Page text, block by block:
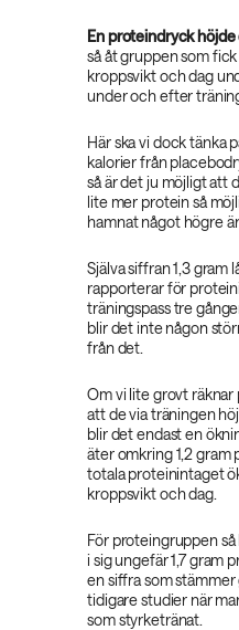
En proteindryck
så åt gruppen som
kroppsvikt och dag
under och efter
Här ska vi dock tänka
kalorier från
så är det ju möjligt att
lite mer protein så
hamnat något högre
Själva siffran 1,3 gram
rapporterar för
träningspass tre
blir det inte någon
från det.
Om vi lite grovt
att de via träningen
blir det endast en
äter omkring 1,2
totala proteinintaget
kroppsvikt och dag.
För proteingruppen
i sig ungefär 1,7 gram
en siffra som stämmer
tidigare studier när
som styrketränat.